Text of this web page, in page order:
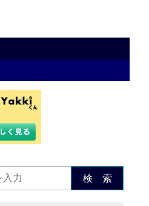
検 索